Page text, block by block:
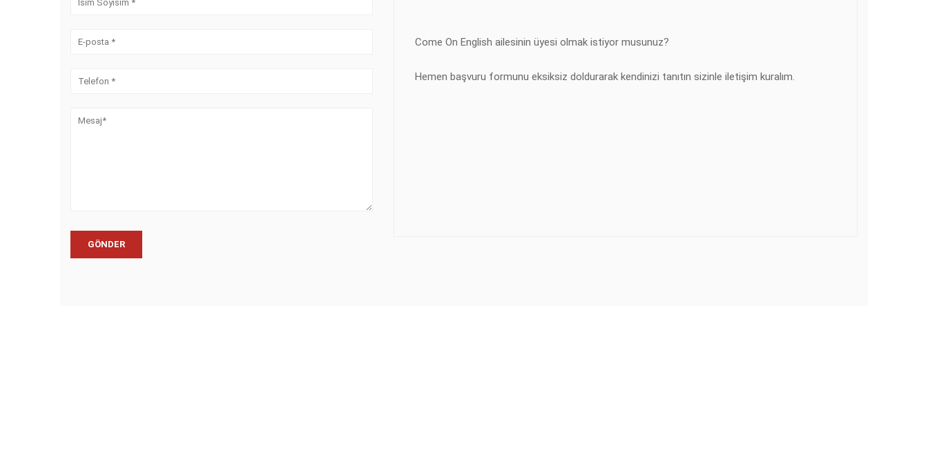
Come On English ailesinin üyesi olmak istiyor musunuz?
Hemen başvuru formunu eksiksiz doldurarak kendinizi tanıtın sizinle iletişim kuralım.